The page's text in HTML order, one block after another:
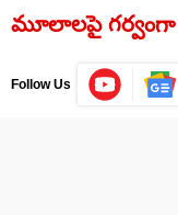
మూలాలపై గర్వంగా
Follow Us